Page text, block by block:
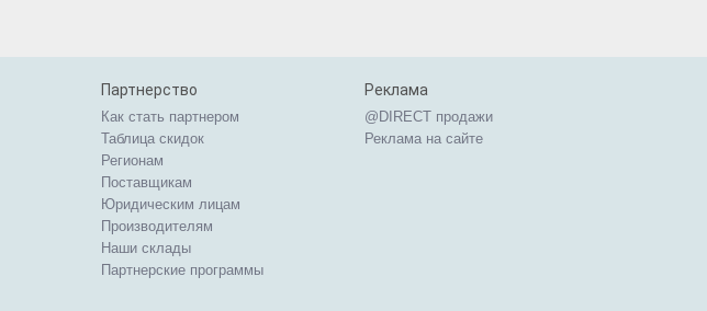
Партнерство
Как стать партнером
Таблица скидок
Регионам
Поставщикам
Юридическим лицам
Производителям
Наши склады
Партнерские программы
Реклама
@DIRECT продажи
Реклама на сайте